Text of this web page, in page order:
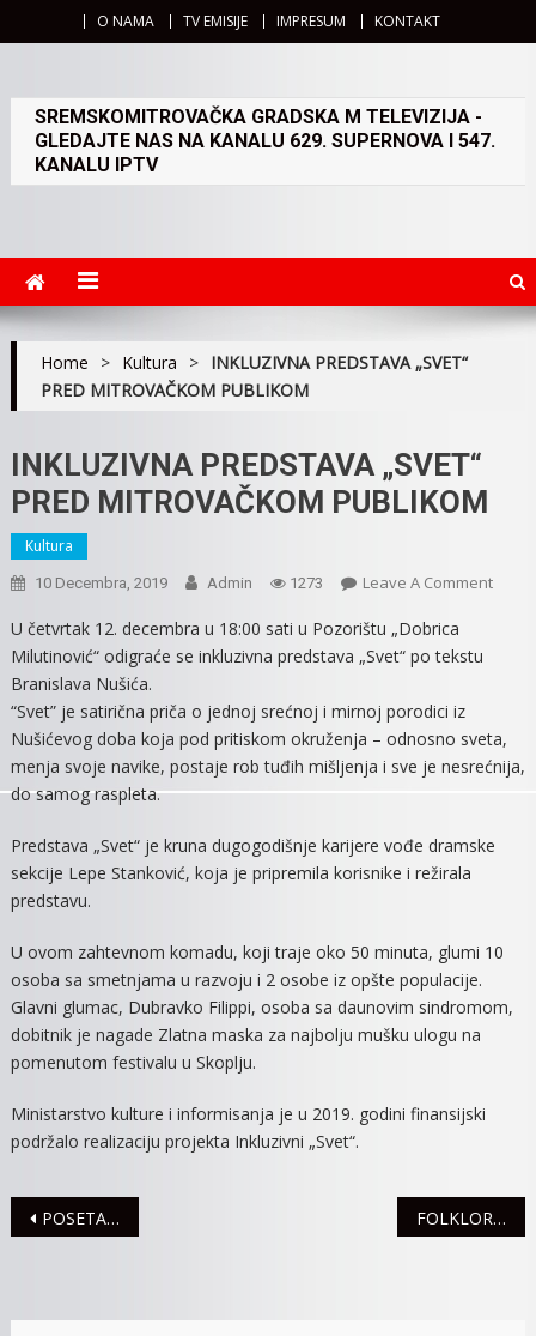
O NAMA TV EMISIJE IMPRESUM KONTAKT
SREMSKOMITROVAČKA GRADSKA M TELEVIZIJA -
GLEDAJTE NAS NA KANALU 629. SUPERNOVA I 547.
KANALU IPTV
Home > Kultura > INKLUZIVNA PREDSTAVA „SVET“
PRED MITROVAČKOM PUBLIKOM
INKLUZIVNA PREDSTAVA „SVET“
PRED MITROVAČKOM PUBLIKOM
Kultura
10 Decembra, 2019 Admin 1273 Leave A CommentOn
U četvrtak 12. decembra u 18:00 sati u Pozorištu „Dobrica
Milutinović“ odigraće se inkluzivna predstava „Svet“ po tekstu
Branislava Nušića.
“Svet” je satirična priča o jednoj srećnoj i mirnoj porodici iz
Nušićevog doba koja pod pritiskom okruženja – odnosno sveta,
menja svoje navike, postaje rob tuđih mišljenja i sve je nesrećnija,
do samog raspleta.
Predstava „Svet“ je kruna dugogodišnje karijere vođe dramske
sekcije Lepe Stanković, koja je pripremila korisnike i režirala
predstavu.
U ovom zahtevnom komadu, koji traje oko 50 minuta, glumi 10
osoba sa smetnjama u razvoju i 2 osobe iz opšte populacije.
Glavni glumac, Dubravko Filippi, osoba sa daunovim sindromom,
dobitnik je nagade Zlatna maska za najbolju mušku ulogu na
pomenutom festivalu u Skoplju.
Ministarstvo kulture i informisanja je u 2019. godini finansijski
podržalo realizaciju projekta Inkluzivni „Svet“.
Navigacija
POSETA DELEGACIJE IZ NEVERA SREMSKOJ MITROVICI FOLKLORNI ANSAMBL „BRANKO RADIČEVIĆ“ SPREMA GODIŠNJI KONCERT